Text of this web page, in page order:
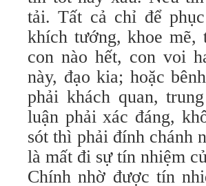
tải. Tất cả chỉ để
khích tướng, khoe mẽ,
con nào hết, con voi
này, đạo kia; hoặc
phải khách quan,
luận phải xác đáng,
sót thì phải đính chánh
là mất đi sự tín nhiệm
Chính nhờ được tín